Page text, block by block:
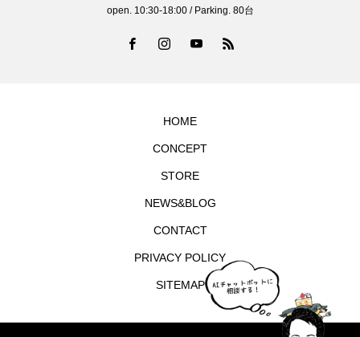
open. 10:30-18:00 / Parking. 80台
HOME
CONCEPT
STORE
NEWS&BLOG
CONTACT
PRIVACY POLICY
SITEMAP